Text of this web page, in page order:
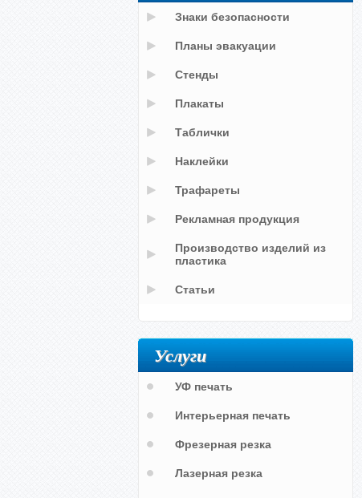
Знаки безопасности
Планы эвакуации
Стенды
Плакаты
Таблички
Наклейки
Трафареты
Рекламная продукция
Производство изделий из
пластика
Статьи
Услуги
УФ печать
Интерьерная печать
Фрезерная резка
Лазерная резка